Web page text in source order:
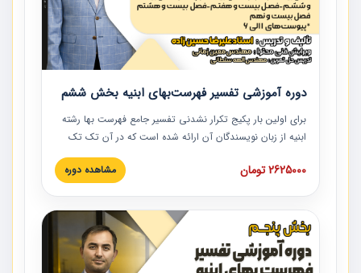
دوره آموزشی تفسیر فهرست‌بهای ابنیه بخش ششم
برای اولین بار پکیج تکرار نشدنی تفسیر جامع فهرست بها رشته
ابنیه از زبان نویسندگان آن ارائه شده است که در آن تک تک
ردیف ها و مطالب فهرست بها تفسیر و ارائه شده است. این
دوره به صورت کامل تصویری بوده و به همراه تصاویر عملیات
دوره با کلام مهندس علیرضاحسین‌زاده مدیر پروژه مهندسی
مشاور در امر بازنگری فهرست بها رشته ابنیه ارائه شده و به تمام
همکارانی که در حوزه صنعت ساخت در حال فعالیت هستند حتما
توصیه می کنیم از مطالب این دوره استفاده نمایند.
2625000 تومان مشاهده دوره